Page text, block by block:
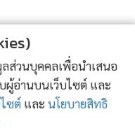
ลส่วนบุคคลเพื่อนำเสนอ
อ่านบนเว็บไซต์ และ
ซต์ และ นโยบายสิทธิ